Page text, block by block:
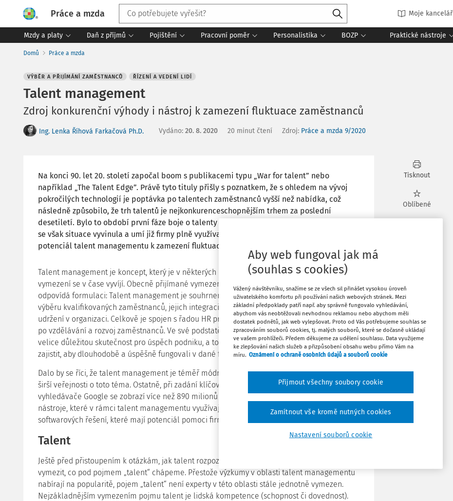
Práce a mzda Moje kancelář
Mzdy a platy Daň z příjmů Pojištění Pracovní poměr Personalistika BOZP Praktické nástroje
Domů Práce a mzda
VÝBĚR A PŘIJÍMÁNÍ ZAMĚSTNANCŮ ŘÍZENÍ A VEDENÍ LIDÍ
Talent management
Zdroj konkurenční výhody i nástroj k zamezení fluktuace zaměstnanců
Ing. Lenka Říhová Farkačová Ph.D. Vydáno: 20. 8. 2020 20 minut čtení Zdroj: Práce a mzda 9/2020
Na konci 90. let 20. století započal boom s publikacemi typu „War for talent” nebo
například „The Talent Edge”. Právě tyto tituly přišly s poznatkem, že s ohledem na vývoj
pokročilých technologií je poptávka po talentech zaměstnanců vyšší než nabídka, což
následně způsobilo, že trh talentů je nejkonkurenceschopnějším trhem za poslední
desetiletí. Bylo to období první fáze boje o talenty v procesech řízení lidských zdrojů. Jak
se však situace vyvinula a umí již firmy plně využívat talent management? Jak využít plný
potenciál talent managementu k zamezení fluktuace zaměstnanců?
Talent management je koncept, který je v některých ohledech těžko uchopitelný a jeho
vymezení se v čase vyvíjí. Obecně přijímané vymezení talent managementu aktuálně
odpovídá formulaci: Talent management je souhrnem činností, které slouží k efektivnímu
výběru kvalifikovaných zaměstnanců, jejich integraci do organizační struktury a následnému
udržení v organizaci. Celkově je spojen s řadou HR procesů od výběru přes řízení výkonu až
po vzdělávání a rozvoj zaměstnanců. Ve své podstatě usiluje o elementární, ale zároveň
velice důležitou skutečnost pro úspěch podniku, a to
získat ty pravé lidi na ta pravá místaa
zajistit, aby dlouhodobě a úspěšně fungovali v dané firmě.
Dalo by se říci, že talent management je téměř módní záležitostí, což dokládá i zájem firem a
širší veřejnosti o toto téma. Ostatně, při zadání klíčového slova „talent management“ do
vyhledávače Google se zobrazí více než 890 milionů výsledků. Firmy se snaží ukazovat
nástroje, které v rámci talent managementu využívají, stejně jako vzniká celá řada
softwarových řešení, které mají potenciál pomoci firmám v jejich snažení.
Talent
Ještě před přistoupením k otázkám, jak talent rozpoznat nebo jak jej měřit, je důležité
vymezit, co pod pojmem „talent“ chápeme. Přestože výzkumy v oblasti talent managementu
nabírají na popularitě, pojem „talent“ není experty v této oblasti stále jednotně vymezen.
Nejzákladnějším vymezením pojmu talent je lidská kompetence (schopnost či dovednost).
Tisknout
Oblíbené
Poznámka
Aby web fungoval jak má
(souhlas s cookies)
Vážený návštěvníku, snažíme se ze všech sil přinášet vysokou úroveň
uživatelského komfortu při používání našich webových stránek. Mezi
základní předpoklady patří např. aby správně fungovalo vyhledávání,
abychom vás neobtěžovali nevhodnou reklamou nebo abychom měli
dostatek podnětů, jak web vylepšovat. Proto od Vás potřebujeme souhlas se
zpracováním souborů cookies, tj. malých souborů, které se dočasně ukládají
ve vašem prohlížeči. Předem děkujeme za udělení souhlasu. Data využijeme
ke zlepšování našich služeb a přizpůsobení obsahu webu přímo Vám na
míru. Oznámení o ochraně osobních údajů a souborů cookie
Nastavení souborů cookie
Zamítnout vše kromě nutných cookies
Přijmout všechny soubory cookie